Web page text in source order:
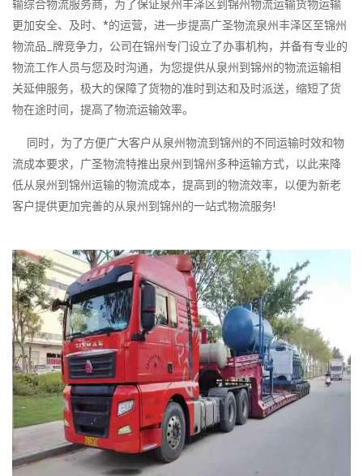
输综合物流服务商，为了保证泉州丰泽区到锦州物流运输货物运输
更加安全、及时、*的运营，进一步提高广圣物流泉州丰泽区至锦州
物流品_牌竞争力，公司在锦州专门设立了办事机构，并备有专业的
物流工作人员与您及时沟通，为您提供从泉州到锦州的物流运输相
关延伸服务，极大的保障了货物的准时到达和及时派送，缩短了货
物在途时间，提高了物流运输效率。
同时，为了方便广大客户从泉州物流到锦州的不同运输时效和物
流成本要求，广圣物流特推出泉州到锦州多种运输方式，以此来降
低从泉州到锦州运输的物流成本，提高到的物流效率，以便为新老
客户提供更加完善的从泉州到锦州的一站式物流服务!